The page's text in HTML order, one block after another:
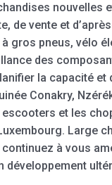
nouvelles
de vente et
gros pneus, vélo
des
la capacité et
Conakry,
escooters et les
Large
à vous
développement